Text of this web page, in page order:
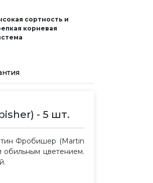
сортность и
корневая
- 5 шт.
Фробишер (Martin
обильным цветением.